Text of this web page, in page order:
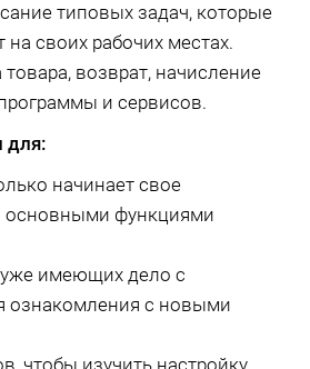
типовых задач, которые
своих рабочих местах.
возврат, начисление
и сервисов.
для:
начинает свое
основными функциями
уже имеющих дело с
ознакомления с новыми
чтобы изучить настройку